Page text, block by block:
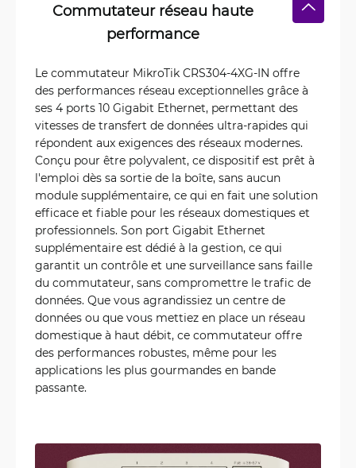
Commutateur réseau haute
performance
Le commutateur MikroTik CRS304-4XG-IN offre
des performances réseau exceptionnelles grâce à
ses 4 ports 10 Gigabit Ethernet, permettant des
vitesses de transfert de données ultra-rapides qui
répondent aux exigences des réseaux modernes.
Conçu pour être polyvalent, ce dispositif est prêt à
l'emploi dès sa sortie de la boîte, sans aucun
module supplémentaire, ce qui en fait une solution
efficace et fiable pour les réseaux domestiques et
professionnels. Son port Gigabit Ethernet
supplémentaire est dédié à la gestion, ce qui
garantit un contrôle et une surveillance sans faille
du commutateur, sans compromettre le trafic de
données. Que vous agrandissiez un centre de
données ou que vous mettiez en place un réseau
domestique à haut débit, ce commutateur offre
des performances robustes, même pour les
applications les plus gourmandes en bande
passante.